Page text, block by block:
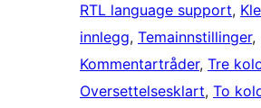
RTL language support,
innlegg, Temainnstillinger
Kommentartråder, Tre
Oversettelsesklart, To